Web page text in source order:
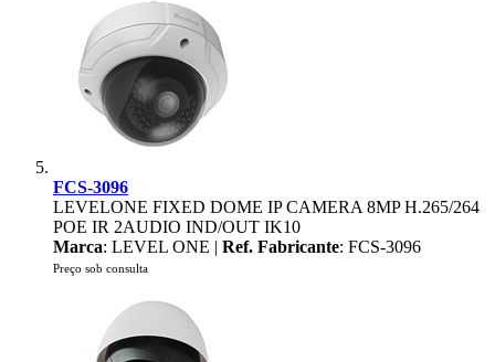
FCS-3096
LEVELONE FIXED DOME IP CAMERA 8MP H.265/264
POE IR 2AUDIO IND/OUT IK10
Marca: LEVEL ONE | Ref. Fabricante: FCS-3096
Preço sob consulta